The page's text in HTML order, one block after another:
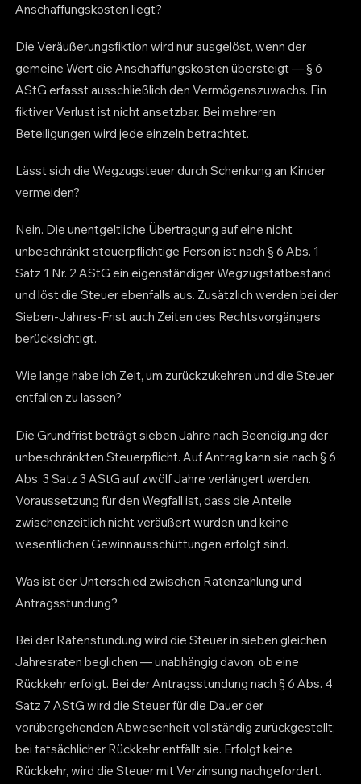
Anschaffungskosten liegt?
Die Veräußerungsfiktion wird nur ausgelöst, wenn der
gemeine Wert die Anschaffungskosten übersteigt — § 6
AStG erfasst ausschließlich den Vermögenszuwachs. Ein
fiktiver Verlust ist nicht ansetzbar. Bei mehreren
Beteiligungen wird jede einzeln betrachtet.
Lässt sich die Wegzugsteuer durch Schenkung an Kinder
vermeiden?
Nein. Die unentgeltliche Übertragung auf eine nicht
unbeschränkt steuerpflichtige Person ist nach § 6 Abs. 1
Satz 1 Nr. 2 AStG ein eigenständiger Wegzugstatbestand
und löst die Steuer ebenfalls aus. Zusätzlich werden bei der
Sieben-Jahres-Frist auch Zeiten des Rechtsvorgängers
berücksichtigt.
Wie lange habe ich Zeit, um zurückzukehren und die Steuer
entfallen zu lassen?
Die Grundfrist beträgt sieben Jahre nach Beendigung der
unbeschränkten Steuerpflicht. Auf Antrag kann sie nach § 6
Abs. 3 Satz 3 AStG auf zwölf Jahre verlängert werden.
Voraussetzung für den Wegfall ist, dass die Anteile
zwischenzeitlich nicht veräußert wurden und keine
wesentlichen Gewinnausschüttungen erfolgt sind.
Was ist der Unterschied zwischen Ratenzahlung und
Antragsstundung?
Bei der Ratenstundung wird die Steuer in sieben gleichen
Jahresraten beglichen — unabhängig davon, ob eine
Rückkehr erfolgt. Bei der Antragsstundung nach § 6 Abs. 4
Satz 7 AStG wird die Steuer für die Dauer der
vorübergehenden Abwesenheit vollständig zurückgestellt;
bei tatsächlicher Rückkehr entfällt sie. Erfolgt keine
Rückkehr, wird die Steuer mit Verzinsung nachgefordert.